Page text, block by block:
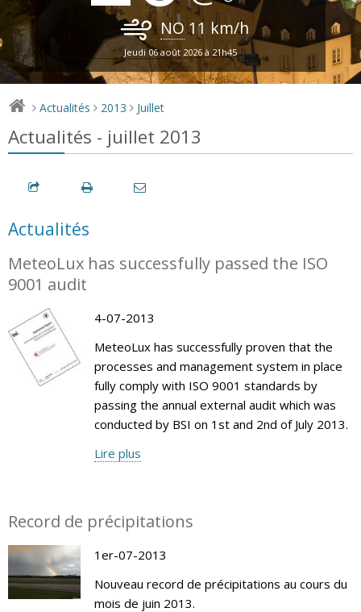
NO 11 km/h
Jeudi 06 août 2026 à 21h45
> Actualités > 2013 > Juillet
Actualités - juillet 2013
Actualités
MeteoLux has successfully passed the ISO
9001 audit
4-07-2013
MeteoLux has successfully proven that the
processes and management system in place
fully comply with ISO 9001 standards by
passing the annual external audit which was
conducted by BSI on 1st and 2nd of July 2013.
Lire plus
Record de précipitations
1er-07-2013
Nouveau record de précipitations au cours du
mois de juin 2013.